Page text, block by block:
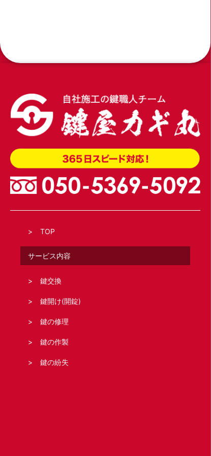
4600に加工交換
2026.04.02
玄関引き戸のトステム錠でKH-208を交換
TOP
サービス内容
鍵交換
鍵開け(開錠)
鍵の修理
鍵の作製
鍵の紛失